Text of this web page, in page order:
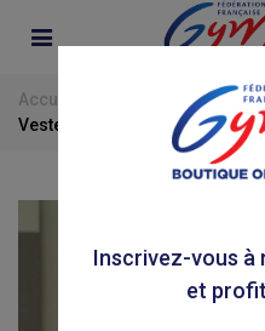
Accueil Équipe de France >
Veste Adulte Errea Vintage
Inscrivez-vous
et